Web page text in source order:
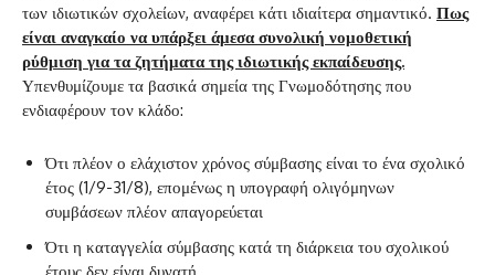
των ιδιωτικών σχολείων, αναφέρει κάτι ιδιαίτερα σημαντικό. Πως
είναι αναγκαίο να υπάρξει άμεσα συνολική νομοθετική
ρύθμιση για τα ζητήματα της ιδιωτικής εκπαίδευσης.
Υπενθυμίζουμε τα βασικά σημεία της Γνωμοδότησης που
ενδιαφέρουν τον κλάδο:
Ότι πλέον ο ελάχιστον χρόνος σύμβασης είναι το ένα σχολικό
έτος (1/9-31/8), επομένως η υπογραφή ολιγόμηνων
συμβάσεων πλέον απαγορεύεται
Ότι η καταγγελία σύμβασης κατά τη διάρκεια του σχολικού